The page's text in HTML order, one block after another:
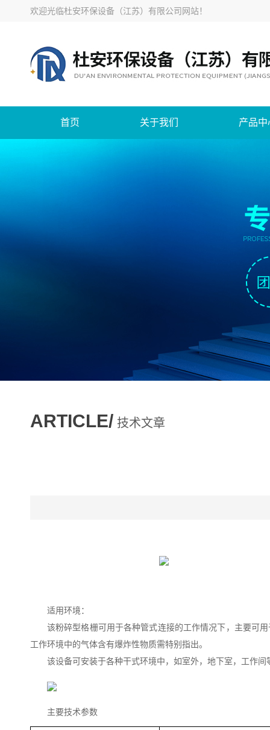
欢迎光临杜安环保设备（江苏）有限公司网站！
首页 关于我们 产品中
ARTICLE/ 技术文章
适用环境：
该粉碎型格栅可用于各种管式连接的工作情况下，主要可
工作环境中的气体含有爆炸性物质需特别指出。
该设备可安装于各种干式环境中，如室外，地下室，工作
主要技术参数